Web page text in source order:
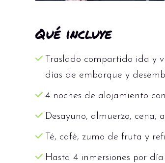
Qué incluye
Traslado compartido ida y
días de embarque y
4 noches de alojamiento
Desayuno, almuerzo, cena,
Té, café, zumo de fruta y
Hasta 4 inmersiones por día